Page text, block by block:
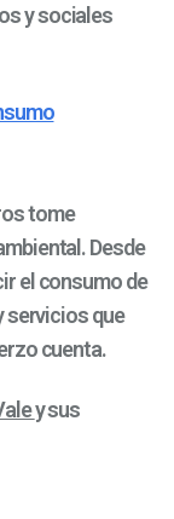
y sociales
tome
Desde
el consumo de
servicios que
cuenta.
y sus